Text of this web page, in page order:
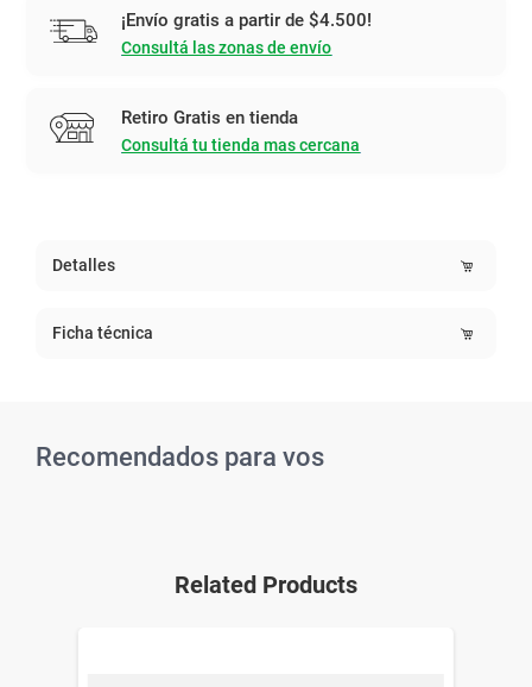
¡Envío gratis a partir de $4.500!
Consultá las zonas de envío
Retiro Gratis en tienda
Consultá tu tienda mas cercana
Detalles
Ficha técnica
Recomendados para vos
Related Products